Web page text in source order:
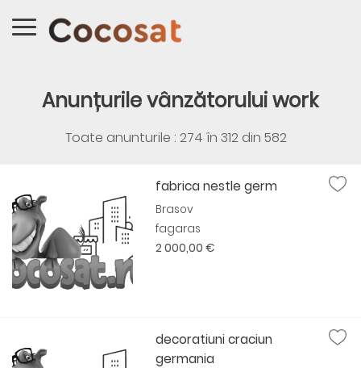
Anunțurile vânzătorului work
Toate anunturile : 274 în312 din582
fabrica nestle germ
Brasov
fagaras
2 000,00 €
decoratiuni craciun
germania